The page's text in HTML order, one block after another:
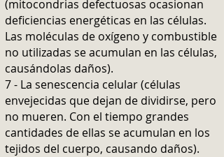
(mitocondrias defectuosas ocasionan
deficiencias energéticas en las células.
Las moléculas de oxígeno y combustible
no utilizadas se acumulan en las células,
causándolas daños).
7 - La senescencia celular (células
envejecidas que dejan de dividirse, pero
no mueren. Con el tiempo grandes
cantidades de ellas se acumulan en los
tejidos del cuerpo, causando daños).